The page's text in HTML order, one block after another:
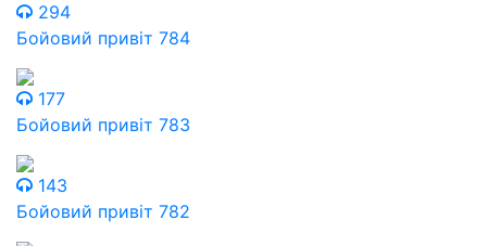
294
Бойовий привіт 784
177
Бойовий привіт 783
143
Бойовий привіт 782